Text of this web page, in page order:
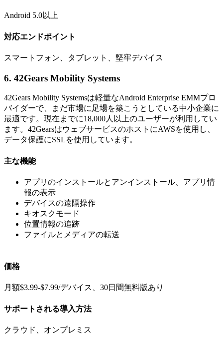
Android 5.0以上
対応エンドポイント
スマートフォン、タブレット、堅牢デバイス
6. 42Gears Mobility Systems
42Gears Mobility Systemsは軽量なAndroid Enterprise EMMプロ
バイダーで、まだ市場に足場を築こうとしている中小企業に
最適です。現在までに18,000人以上のユーザーが利用してい
ます。42GearsはウェブサービスのホストにAWSを使用し、
データ保護にSSLを使用しています。
主な機能
アプリのインストールとアンインストール、アプリ情
報の表示
デバイスの遠隔操作
キオスクモード
位置情報の追跡
ファイルとメディアの転送
価格
月額$3.99-$7.99/デバイス、30日間無料版あり
サポートされる導入方法
クラウド、オンプレミス